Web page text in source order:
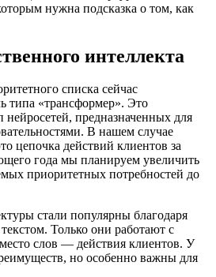
нужна подсказка о том, как
интеллекта
списка сейчас
типа «трансформер». Это
предназначенных для
В нашем случае
цепочка действий клиентов за
года мы планируем увеличить
приоритетных потребностей до
стали популярны благодаря
Только они работают с
слов — действия клиентов. У
но особенно важны для